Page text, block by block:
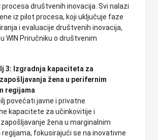
procesa društvenih inovacija. Svi nalazi
iz pilot procesa, koji uključuje faze
i evaluacije društvenih inovacija,
WIN Priručniku o društvenim
3: Izgradnja kapaciteta za
žena u perifernim
regijama
povećati javne i privatne
kapacitete za učinkovitije i
žena u marginalnim
fokusirajući se na inovativne